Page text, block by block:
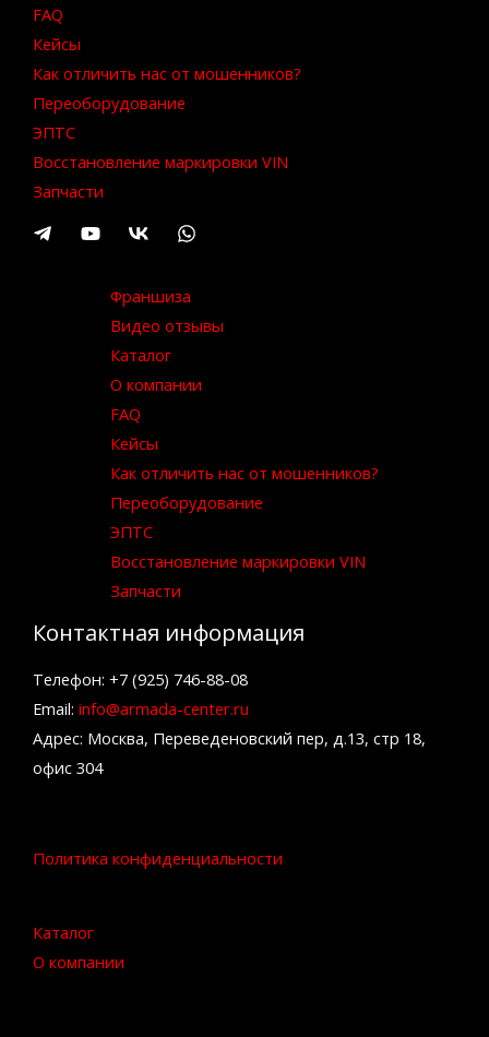
FAQ
Кейсы
Как отличить нас от мошенников?
Переоборудование
ЭПТС
Восстановление маркировки VIN
Запчасти
Франшиза
Видео отзывы
Каталог
О компании
FAQ
Кейсы
Как отличить нас от мошенников?
Переоборудование
ЭПТС
Восстановление маркировки VIN
Запчасти
Контактная информация
Телефон: +7 (925) 746-88-08
Email: info@armada-center.ru
Адрес: Москва, Переведеновский пер, д.13, стр 18,
офис 304
Политика конфиденциальности
Каталог
О компании